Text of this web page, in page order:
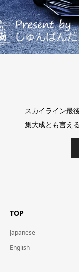
スカイライン最
集大成とも言え
TOP
Japanese
English